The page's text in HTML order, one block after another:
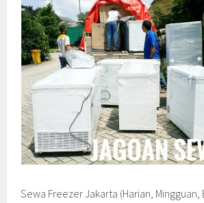
Sewa Freezer Jakarta (Harian, Mingguan,